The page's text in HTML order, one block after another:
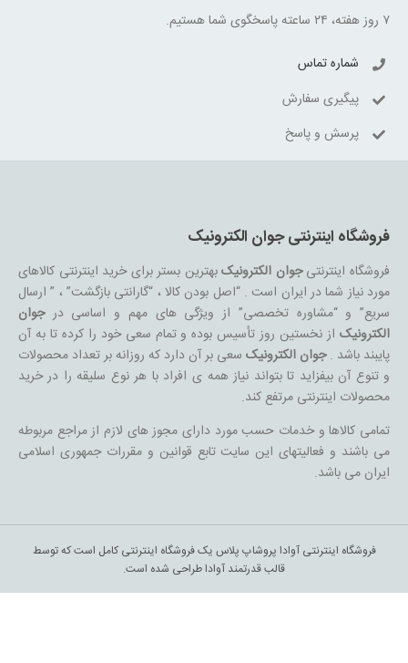
۷ روز هفته، ۲۴ ساعته پاسخگوی شما هستیم.
شماره تماس
پیگیری سفارش
پرسش و پاسخ
فروشگاه اینترنتی جوان الکترونیک
فروشگاه اینترنتیجوان الکترونیکبهترین بستر برای خرید اینترنتی کالاهای
مورد نیاز شما در ایران است . “اصل بودن کالا ، “گارانتی بازگشت” ، ” ارسال
سریع” و “مشاوره تخصصی” از ویژگی های مهم و اساسی درجوان
الکترونیکاز نخستین روز تأسیس بوده و تمام سعی خود را کرده تا به آن
پایبند باشد .جوان الکترونیکسعی بر آن دارد که روزانه بر تعداد محصولات
و تنوع آن بیفزاید تا بتواند نیاز همه ی افراد با هر نوع سلیقه را در خرید
محصولات اینترنتی مرتفع کند.
تمامی کالاها و خدمات حسب مورد دارای مجوز های لازم از مراجع مربوطه
می باشند و فعالیتهای این سایت تابع قوانین و مقررات جمهوری اسلامی
ایران می باشد.
فروشگاه اینترنتی آوادا پروشاپ پلاس یک فروشگاه اینترنتی کامل است که توسط
قالب قدرتمند آوادا طراحی شده است.